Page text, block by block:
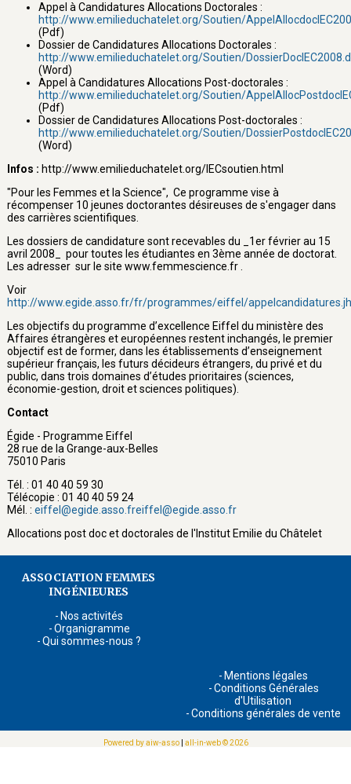
Appel à Candidatures Allocations Doctorales :
http://www.emilieduchatelet.org/Soutien/
(Pdf)
Dossier de Candidatures Allocations Doctorales :
http://www.emilieduchatelet.org/Soutien/
(Word)
Appel à Candidatures Allocations Post-doctorales :
http://www.emilieduchatelet.org/Soutien/
(Pdf)
Dossier de Candidatures Allocations Post-doctorales :
http://www.emilieduchatelet.org/Soutien/
(Word)
Infos : http://www.emilieduchatelet.org/IECsoutien.html
"Pour les Femmes et la Science", Ce programme vise à
récompenser 10 jeunes doctorantes désireuses de s'engager dans
des carrières scientifiques.
Les dossiers de candidature sont recevables du _1er février au 15
avril 2008_ pour toutes les étudiantes en 3ème année de doctorat.
Les adresser sur le site www.femmescience.fr .
Voir
http://www.egide.asso.fr/fr/programmes/eiffel/
Les objectifs du programme d’excellence Eiffel du ministère des
Affaires étrangères et européennes restent inchangés, le premier
objectif est de former, dans les établissements d’enseignement
supérieur français, les futurs décideurs étrangers, du privé et du
public, dans trois domaines d’études prioritaires (sciences,
économie-gestion, droit et sciences politiques).
Contact
Égide - Programme Eiffel
28 rue de la Grange-aux-Belles
75010 Paris
Tél. : 01 40 40 59 30
Télécopie : 01 40 40 59 24
Mél. : eiffel@egide.asso.freiffel@egide.asso.fr
Allocations post doc et doctorales de l'Institut Emilie du Châtelet
ASSOCIATION FEMMES
INGÉNIEURES
Nos activités
Organigramme
Qui sommes-nous ?
Mentions légales
Conditions Générales
d'Utilisation
Conditions générales de vente
Powered by aiw-asso| all-in-web © 2026